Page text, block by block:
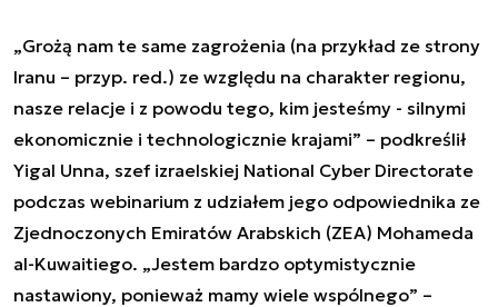
„Grożą nam te same zagrożenia (na przykład ze strony
Iranu – przyp. red.) ze względu na charakter regionu,
nasze relacje i z powodu tego, kim jesteśmy - silnymi
ekonomicznie i technologicznie krajami” – podkreślił
Yigal Unna, szef izraelskiej National Cyber ​​Directorate
podczas webinarium z udziałem jego odpowiednika ze
Zjednoczonych Emiratów Arabskich (ZEA) Mohameda
al-Kuwaitiego. „Jestem bardzo optymistycznie
nastawiony, ponieważ mamy wiele wspólnego” –